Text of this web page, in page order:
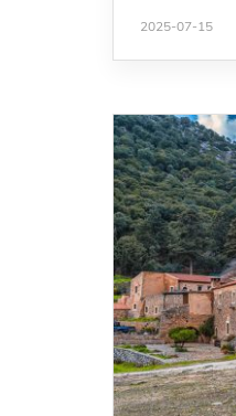
2025-07-15